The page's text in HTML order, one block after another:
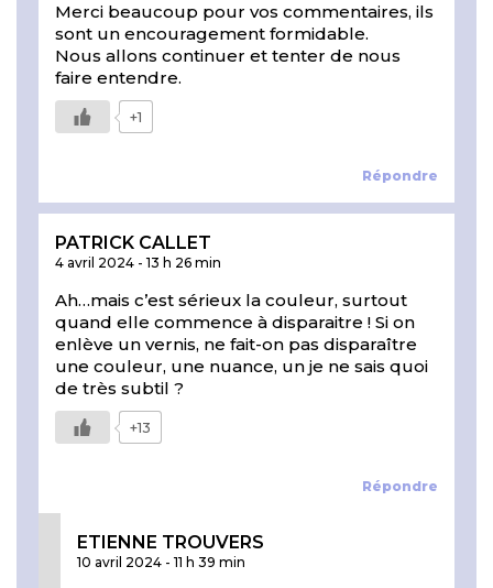
Répondre
Merci beaucoup pour vos commentaires, ils
sont un encouragement formidable.
Nous allons continuer et tenter de nous
faire entendre.
+1
Répondre
PATRICK CALLET
4 avril 2024 - 13 h 26 min
Ah…mais c’est sérieux la couleur, surtout
quand elle commence à disparaitre ! Si on
enlève un vernis, ne fait-on pas disparaître
une couleur, une nuance, un je ne sais quoi
de très subtil ?
+13
ETIENNE TROUVERS
10 avril 2024 - 11 h 39 min